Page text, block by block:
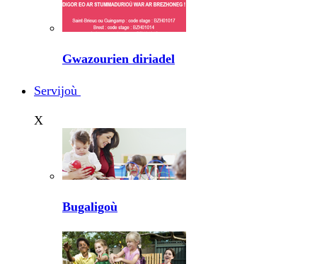
Gwazourien diriadel
Servijoù
X
Bugaligoù